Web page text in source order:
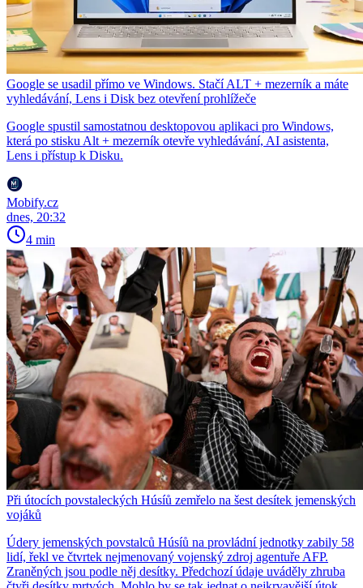
Google se usadil přímo ve Windows. Stačí ALT + mezerník a máte
vyhledávání, Lens i Disk bez otevření prohlížeče
Google spustil samostatnou desktopovou aplikaci pro Windows,
která po stisku Alt + mezerník otevře vyhledávání, AI asistenta,
Lens i přístup k Disku.
Mobify.cz
dnes, 20:32
4 min
Při útocích povstaleckých Húsíů zemřelo na šest desítek jemenských
vojáků
Údery jemenských povstalců Húsíů na provládní jednotky zabily 58
lidí, řekl ve čtvrtek nejmenovaný vojenský zdroj agentuře AFP.
Zraněných jsou podle něj desítky. Předchozí údaje uváděly zhruba